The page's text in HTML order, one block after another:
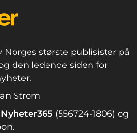
Norges største publisister på
den ledende siden for
Ström
Nyheter365 (556724-1806) og